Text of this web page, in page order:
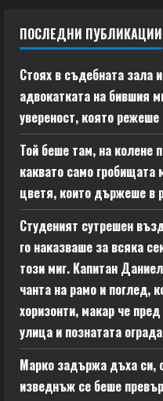
ПОСЛЕДНИ ПУБЛИКАЦИИ
Стоях в съдебната зала
адвокатката на бившия
увереност, която
Той беше там, на колене
каквато само гробищата
цветя, които държеше в
Студеният сутрешен
го наказваше за всяка
този миг. Капитан
чанта на рамо и поглед,
хоризонти, макар че
улица и познатата
Марко задържа дъха си,
изведнъж се беше